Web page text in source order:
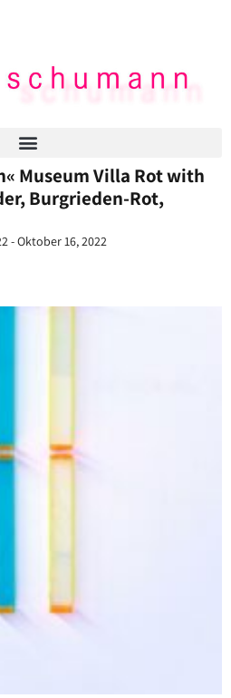
Museum Villa Rot with
Burgrieden-Rot,
- Oktober 16, 2022